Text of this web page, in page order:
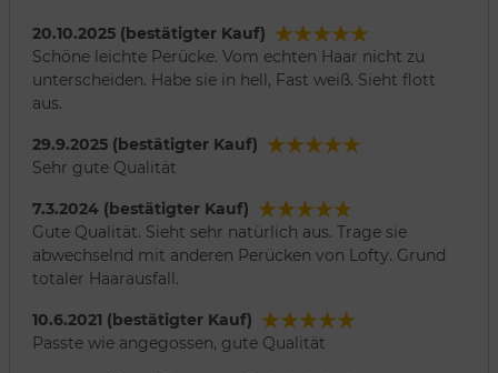
20.10.2025 (bestätigter Kauf)
Schöne leichte Perücke. Vom echten Haar nicht zu
unterscheiden. Habe sie in hell, Fast weiß. Sieht flott
aus.
29.9.2025 (bestätigter Kauf)
Sehr gute Qualität
7.3.2024 (bestätigter Kauf)
Gute Qualität. Sieht sehr natürlich aus. Trage sie
abwechselnd mit anderen Perücken von Lofty. Grund
totaler Haarausfall.
10.6.2021 (bestätigter Kauf)
Passte wie angegossen, gute Qualität